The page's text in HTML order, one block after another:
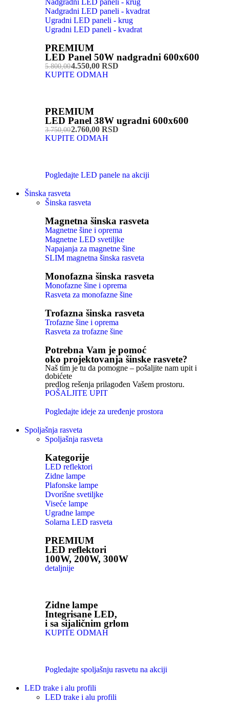
Nadgradni LED paneli - krug
Nadgradni LED paneli - kvadrat
Ugradni LED paneli - krug
Ugradni LED paneli - kvadrat
PREMIUM
LED Panel 50W nadgradni 600x600
5.800,004.550,00 RSD
KUPITE ODMAH
PREMIUM
LED Panel 38W ugradni 600x600
3.750,002.760,00 RSD
KUPITE ODMAH
Pogledajte LED panele na akciji
Šinska rasveta
Šinska rasveta
Magnetna šinska rasveta
Magnetne šine i oprema
Magnetne LED svetiljke
Napajanja za magnetne šine
SLIM magnetna šinska rasveta
Monofazna šinska rasveta
Monofazne šine i oprema
Rasveta za monofazne šine
Trofazna šinska rasveta
Trofazne šine i oprema
Rasveta za trofazne šine
Potrebna Vam je pomoć
oko projektovanja šinske rasvete?
Naš tim je tu da pomogne – pošaljite nam upit i
dobićete
predlog rešenja prilagođen Vašem prostoru.
POŠALJITE UPIT
Pogledajte ideje za uređenje prostora
Spoljašnja rasveta
Spoljašnja rasveta
Kategorije
LED reflektori
Zidne lampe
Plafonske lampe
Dvorišne svetiljke
Viseće lampe
Ugradne lampe
Solarna LED rasveta
PREMIUM
LED reflektori
100W, 200W, 300W
detaljnije
Zidne lampe
Integrisane LED,
i sa sijaličnim grlom
KUPITE ODMAH
Pogledajte spoljašnju rasvetu na akciji
LED trake i alu profili
LED trake i alu profili